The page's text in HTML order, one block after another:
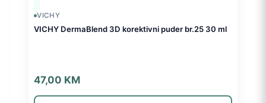
VICHY
VICHY DermaBlend 3D korektivni puder br.25 30 ml
47,00 KM